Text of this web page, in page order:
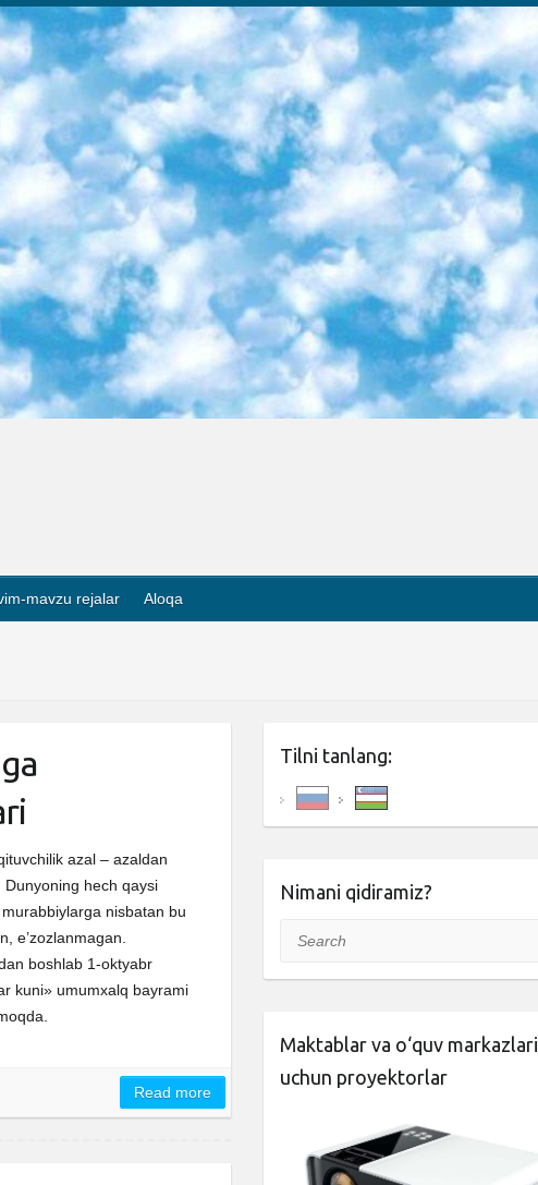
специализированных школах и интернатах для детей должны проводиться исходя из требований, предъявляемых к общеобразовательным учреждениям (физкультура кроме науки). 10. Специализированная школа для глухих и слабослышащих детей. и экзамены в интернатах и быть реализован в виде письменного теста по математике. 11. Специальность для умственно отсталых детей. Для 9 класса Родной язык и литературное письмо Государственный язык (язык обучения – узбекский). для неклассов) написано Математическое письмо Письменная/устная история Узбекистана Физическое воспитание практично Итоговый контроль Для 11 класса Написание родного языка и литературы (эссе) Математическое письмо Узбекский язык (обучение на узбекском языке) не посещающее общее среднее образование для учреждений)/Образовательное учреждение выбор письменный и устный Иностранный язык письменный/устный Письменная/устная история Узбекистана *По выбору студента:  Химия  Физика  Основы государственного права  География 10 бесплатных образовательных ресурсов - Мы составили подборку онлайн-проектов с интерактивными упражнениями, видеолекциями и статьями. Они помогут вам обрести новые и освежить старые знания бесплатно. 1. «ИНТУИТ» Старейшая образовательная площадка Рунета. Здесь вы найдёте сотни текстовых и видеокурсов на десятки различных тем — от программирования до психологии. Многие курсы подготовлены российскими университетами и крупными международными компаниями вроде Intel и Microsoft. Самостоятельное обучение бесплатное, но желающие могут оплатить услуги персональных наставников. 2. «Смартия» знакомит с актуальными профессиями и подсказывает, как им обучаться. Выбрав заинтересовавшую вас специальность — SMM-специалист, фотограф, веб-дизайнер или другую, — увидите список необходимых для неё умений. Чтобы вы могли освоить их самостоятельно, для каждого умения площадка отображает подборку ссылок на учебные материалы. Хотя «Смартия» ориентируется на русскоязычную аудиторию, часть контента всё же доступна только на английском. 3. «Лекторий Физтеха» Проект Московского физико-технического института (Физтеха). С его помощью вы можете смотреть онлайн серии лекций, записанные на видео в этом вузе. В числе доступных предметов — физика, биология, химия, информационные технологии и другие. К некоторым лекциям администрация ресурса прилагает готовые конспекты, которые можно скачивать в PDF-формате. 4. ITMOcourses Онлайн-площадка Санкт-Петербургского национального исследовательского университета информационных технологий, механики и оптики (ИТМО). Ресурс предоставляет свободный доступ к курсам, разработанным в этом вузе. Каталог материалов разбит на четыре категории: «Оптические системы и технологии», «Приборостроение и робототехника», «Информационные технологии» и «Биотехнологии». Курсы состоят из видеолекций, интерактивных демонстраций и заданий. 5. «КиберЛенинка» Электронная научная библиотека открытого доступа. Каталог площадки регулярно обрастает текстами статей из различных научных изданий. Сгруппированные по журналам и рубрикам публикации можно читать онлайн или скачивать целиком в PDF-формате. Проект нацелен на популяризацию науки за счёт открытого доступа к качественной информации. 6. «ПостНаука» На этом ресурсе публикуют подборки видеолекций, составленные экспертами из разных отраслей и объединённые общими темами. Среди них, к примеру, есть серии «Биоинформатика и геномика», «Культура средневековой Скандинавии» и Cinema Studies о теории кино. Каждая подборка лекций — логически связанная история, рассказанная экспертом от первого лица. Кроме того, на сайте появляются научно-образовательные статьи и тесты на разные темы. 7. «Newочём» Команда проекта «Newочём» отбирает самые интересные тексты из англоязычных СМИ и переводит те из них, за которые голосуют участники сообщества «ВКонтакте». По большей части это научно-популярные статьи. Редакторы придумывают лишь заголовки, в остальном содержание переводов соответствует оригиналам. Полные тексты можно читать прямо в социальной сети. 8. InternetUrok Онлайн-база материалов по основным дисциплинам школьной программы. Информация на сайте структурирована по классам, предметам и темам (урокам). Каждый урок состоит из видеолекций и конспектов. Есть также интерактивные тренажёры и тесты для закрепления пройденного материала. Даже если вы давно окончили школу, возможность повторить программу старших классов всегда может пригодиться. 9. Edutainme Ещё один ресурс об образовании. В отличие от Newtonew, как мне кажется, Edutainme больше ориентируется на представителей индустрии: педагогов, предпринимателей, разработчиков образовательных проектов. Но и любой, кто просто стремится к саморазвитию, найдёт на сайте много полезного и интересного для себя. Например, информацию о новых курсах и образовательных сервисах. 10. Newtonew Онлайн-медиа об образовании и обучении в широком смысле. Авторы Newtonew пишут об инструментах, заведениях, тактиках и стратегиях, которые помогают учить других и получать новые знания самостоятельно. На этой площадке вы найдёте новости, обзоры, аналитические мат
mavzu rejalar Aloqa
azal – azaldan
Dunyoning hech qaysi
nisbatan bu
e’zozlanmagan.
boshlab 1-oktyabr
kuni» umumxalq bayrami
Read more
Tilni tanlang:
Nimani qidiramiz?
Search
Maktablar va o‘quv markazlari
uchun proyektorlar